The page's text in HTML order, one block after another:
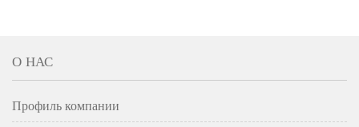
О НАС
Профиль компании